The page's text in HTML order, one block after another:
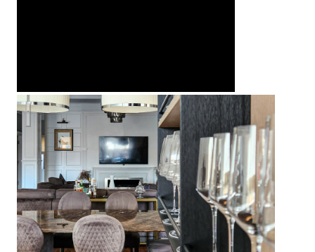
Американская классика